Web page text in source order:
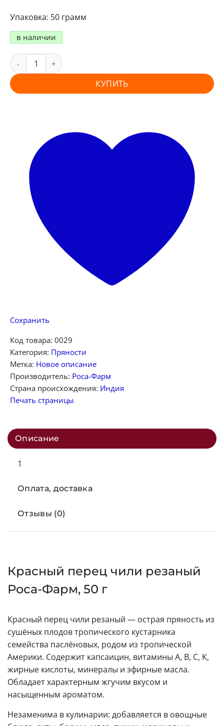
50 грамм
в наличии
КУПИТЬ
Сохранить
Код товара: 0029
Категория: Пряности
Метка: Новое описание
Производитель: Роса-Фарм
Страна происхождения: Индия
Печать страницы
Описание
1
Оплата, доставка
Отзывы (0)
Красный перец чили резаный
Роса-Фарм, 50 г
Красный перец чили резаный — острая пряность из
сушёных плодов тропического кустарника
семейства паслёновых, родом из тропической
Америки. Содержит капсаицин, витамины A, B, C, K,
жирные кислоты, минералы и эфирные масла.
Обладает характерным жгучим вкусом и
насыщенным ароматом.
Незаменима в кулинарии: добавляется в овощные